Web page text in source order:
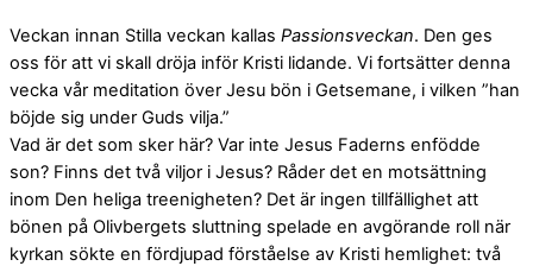
Veckan innan Stilla veckan kallas Passionsveckan. Den ges
oss för att vi skall dröja inför Kristi lidande. Vi fortsätter denna
vecka vår meditation över Jesu bön i Getsemane, i vilken ”han
böjde sig under Guds vilja.”
Vad är det som sker här? Var inte Jesus Faderns enfödde
son? Finns det två viljor i Jesus? Råder det en motsättning
inom Den heliga treenigheten? Det är ingen tillfällighet att
bönen på Olivbergets sluttning spelade en avgörande roll när
kyrkan sökte en fördjupad förståelse av Kristi hemlighet: två